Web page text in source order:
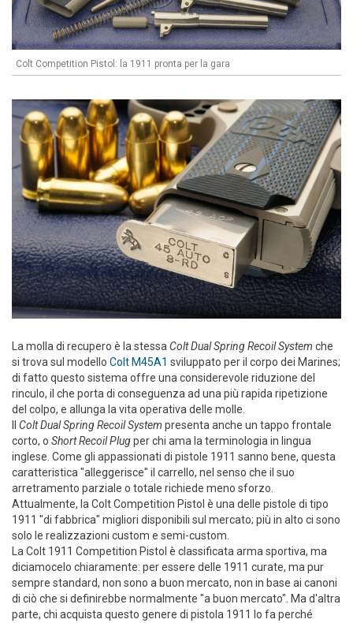
Colt Competition Pistol: la 1911 pronta per la gara
La molla di recupero è la stessa Colt Dual Spring Recoil System che
si trova sul modello Colt M45A1 sviluppato per il corpo dei Marines;
di fatto questo sistema offre una considerevole riduzione del
rinculo, il che porta di conseguenza ad una più rapida ripetizione
del colpo, e allunga la vita operativa delle molle.
Colt Dual Spring Recoil System presenta anche un tappo frontale
corto, o Short Recoil Plugper chi ama la terminologia in lingua
inglese. Come gli appassionati di pistole 1911 sanno bene, questa
caratteristica "alleggerisce" il carrello, nel senso che il suo
arretramento parziale o totale richiede meno sforzo.
Attualmente, la Colt Competition Pistol è una delle pistole di tipo
1911 "di fabbrica" migliori disponibili sul mercato; più in alto ci sono
solo le realizzazioni custom e semi-custom.
La Colt 1911 Competition Pistol è classificata arma sportiva, ma
diciamocelo chiaramente: per essere delle 1911 curate, ma pur
sempre standard, non sono a buon mercato, non in base ai canoni
di ciò che si definirebbe normalmente "a buon mercato". Ma d'altra
parte, chi acquista questo genere di pistola 1911 lo fa perché